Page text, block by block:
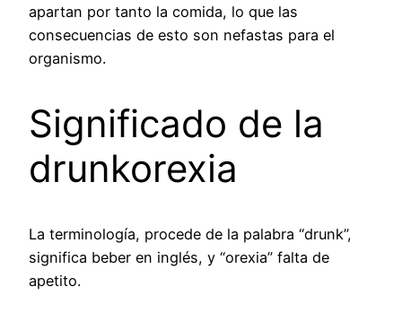
apartan por tanto la comida, lo que las
consecuencias de esto son nefastas para el
organismo.
Significado de la
drunkorexia
La terminología, procede de la palabra “drunk”,
significa beber en inglés, y “orexia” falta de
apetito.